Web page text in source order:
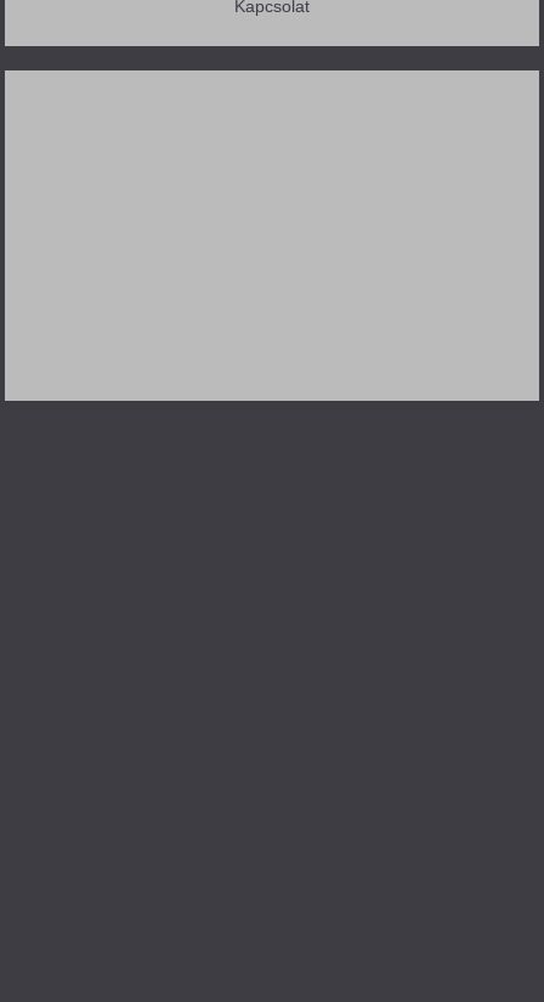
Kapcsolat